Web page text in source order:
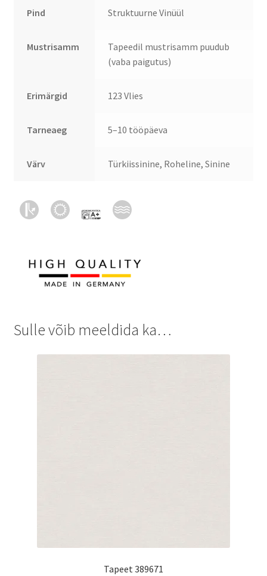
Pind Struktuurne Vinüül
Mustrisamm
Tapeedil mustrisamm puudub
(vaba paigutus)
Erimärgid 123 Vlies
Tarneaeg 5–10 tööpäeva
Värv Türkiissinine, Roheline, Sinine
Sulle võib meeldida ka…
Tapeet 389671